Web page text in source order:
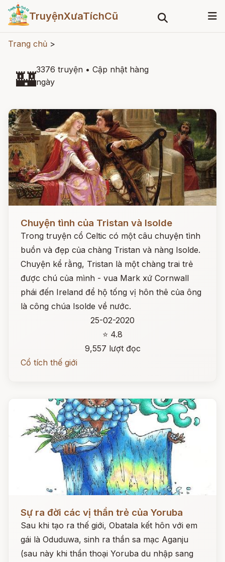
TruyệnXưaTíchCũ
Trang chủ >
🏰3376 truyện • Cập nhật hàng
ngày
Chuyện tình của Tristan và Isolde
Trong truyện cổ Celtic có một câu chuyện tình
buồn và đẹp của chàng Tristan và nàng Isolde.
Chuyện kể rằng, Tristan là một chàng trai trẻ
được chú của mình - vua Mark xứ Cornwall
phái đến Ireland để hộ tống vị hôn thê của ông
là công chúa Isolde về nước.
25-02-2020
⭐ 4.8
9,557 lượt đọc
Cổ tích thế giới
Sự ra đời các vị thần trẻ của Yoruba
Sau khi tạo ra thế giới, Obatala kết hôn với em
gái là Oduduwa, sinh ra thần sa mạc Aganju
(sau này khi thần thoại Yoruba du nhập sang